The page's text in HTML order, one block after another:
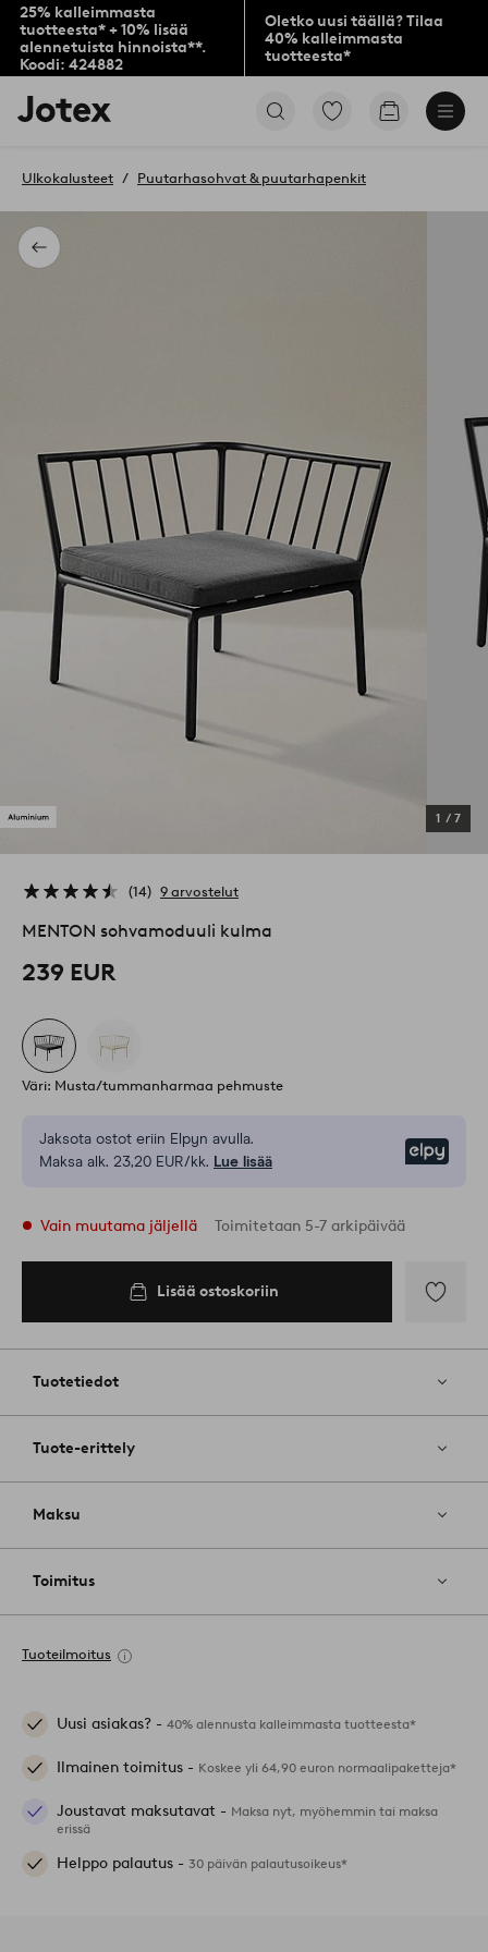
25% kalleimmasta
tuotteesta* + 10% lisää
alennetuista hinnoista**.
Koodi: 424882
Oletko uusi täällä? Tilaa
40% kalleimmasta
tuotteesta*
Jotex-
logo
aloitussivulle
Siirry
Siirry
Takaisin
Ulkokalusteet Puutarhasohvat & puutarhapenkit
1 / 7
14 9 arvostelut
MENTON sohvamoduuli kulma
239 EUR
Väri: Musta/tummanharmaa pehmuste
Jaksota ostot eriin Elpyn avulla.
Maksa alk. 23,20 EUR/kk. Lue lisää
Vain muutama jäljellä Toimitetaan 5-7 arkipäivää
Lisää ostoskoriin
Tuotetiedot
Tuote-erittely
Maksu
Toimitus
Tuoteilmoitus
Uusi asiakas? - 40% alennusta kalleimmasta tuotteesta*
Ilmainen toimitus - Koskee yli 64,90 euron normaalipaketteja*
Joustavat maksutavat - Maksa nyt, myöhemmin tai maksa
erissä
Helppo palautus - 30 päivän palautusoikeus*